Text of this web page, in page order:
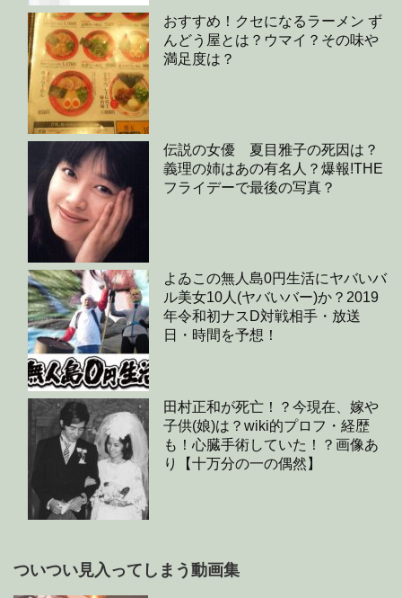
おすすめ！クセになるラーメン ず
んどう屋とは？ウマイ？その味や
満足度は？
伝説の女優 夏目雅子の死因は？
義理の姉はあの有名人？爆報!THE
フライデーで最後の写真？
よゐこの無人島0円生活にヤバいバ
ル美女10人(ヤバいバー)か？2019
年令和初ナスD対戦相手・放送
日・時間を予想！
田村正和が死亡！？今現在、嫁や
子供(娘)は？wiki的プロフ・経歴
も！心臓手術していた！？画像あ
り【十万分の一の偶然】
ついつい見入ってしまう動画集